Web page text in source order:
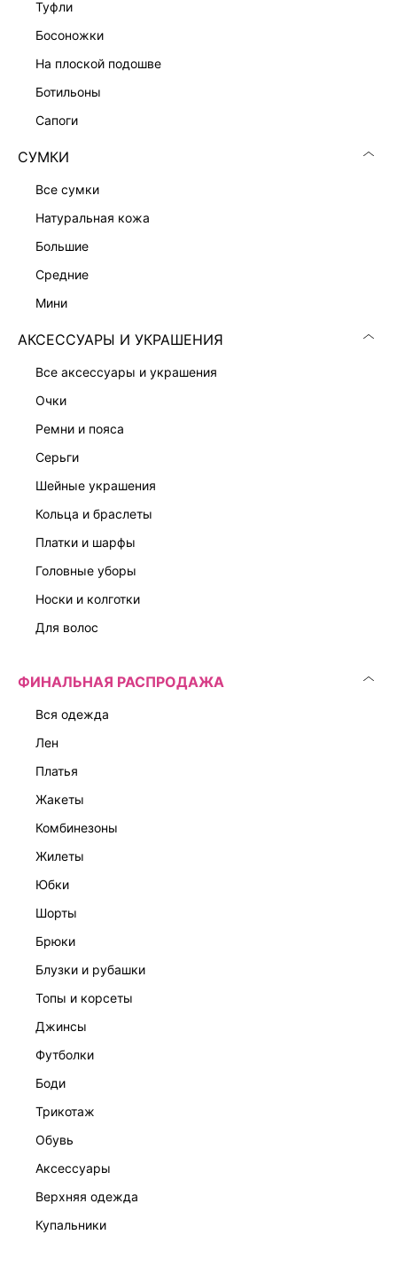
туфли
босоножки
на плоской подошве
ботильоны
сапоги
СУМКИ
все сумки
натуральная кожа
большие
средние
мини
АКСЕССУАРЫ И УКРАШЕНИЯ
все аксессуары и украшения
очки
ремни и пояса
серьги
шейные украшения
кольца и браслеты
платки и шарфы
головные уборы
носки и колготки
для волос
ФИНАЛЬНАЯ РАСПРОДАЖА
вся одежда
лен
платья
жакеты
комбинезоны
жилеты
юбки
шорты
брюки
блузки и рубашки
топы и корсеты
джинсы
футболки
боди
трикотаж
обувь
аксессуары
верхняя одежда
купальники
ТРИКОТАЖНОЕ ПЛАТЬЕ МИДИ
6 999 ₽-77%1 599 ₽
ТРИКОТАЖНОЕ ПЛАТЬЕ МИДИ
ЭКСКЛЮЗИВНО ОНЛАЙН
ТОП С ОБЪЕМНЫМ УЗОРОМ
3 999 ₽-50%1 999 ₽